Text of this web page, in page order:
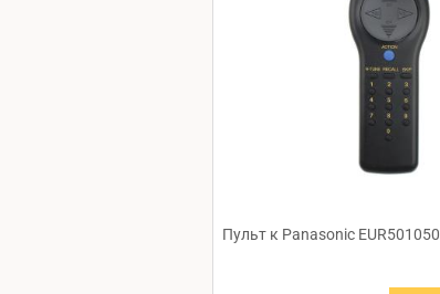
Пульт к Panasonic EUR501050